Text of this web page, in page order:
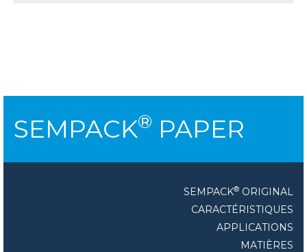
SEMPACK® PAPER
SEMPACK® ORIGINAL
CARACTÉRISTIQUES
APPLICATIONS
MATIÈRES